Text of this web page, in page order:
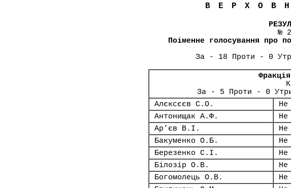
№
Поіменне голосування про
За - 18 Проти - 0
За - 5 Проти - 0
Алєксєєв С.О.
Не
Антонищак А.Ф.
Не
Ар’єв В.І.
Не
Бакуменко О.Б.
Не
Березенко С.І.
Не
Білозір О.В.
Не
Богомолець О.В.
Не